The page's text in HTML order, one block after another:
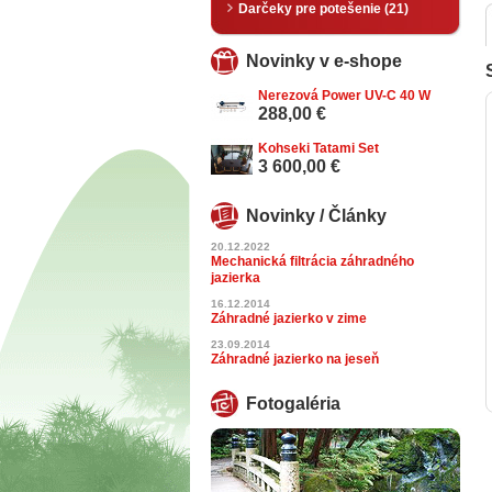
Darčeky pre potešenie (21)
Novinky v e-shope
Nerezová Power UV-C 40 W
288,00 €
Kohseki Tatami Set
3 600,00 €
Novinky / Články
20.12.2022
Mechanická filtrácia záhradného
jazierka
16.12.2014
Záhradné jazierko v zime
23.09.2014
Záhradné jazierko na jeseň
Fotogaléria